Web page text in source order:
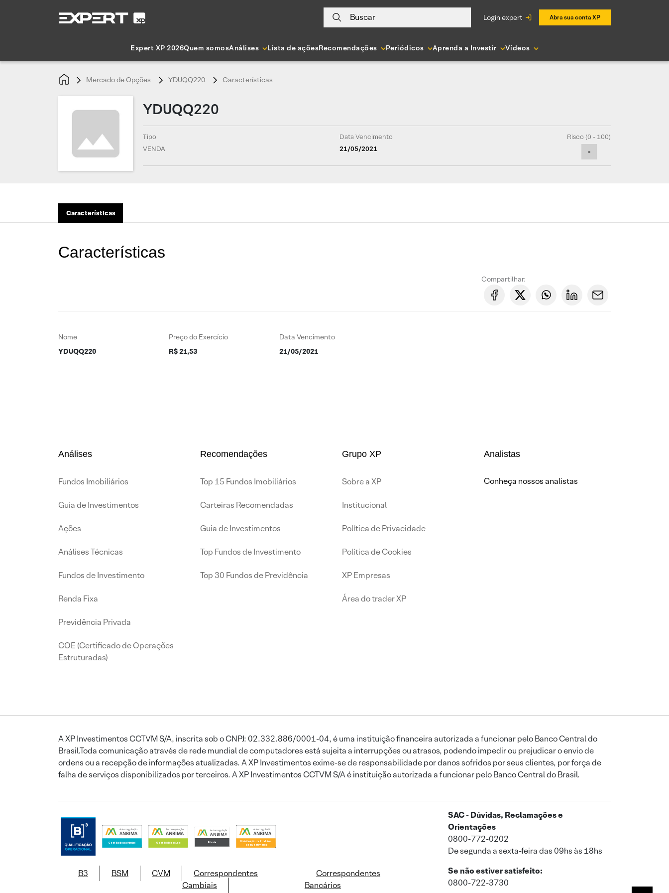
Buscar login expert Abra sua conta XP
Expert XP 2026Quem somosAnálises Lista de açõesRecomendações Periódicos Aprenda a Investir Vídeos
Mercado de Opções YDUQQ220 Características
YDUQQ220
Tipo
VENDA
Data Vencimento
21/05/2021
Risco (0 - 100)
-
Características
Características
Compartilhar:
Nome
YDUQQ220
Preço do Exercício
R$ 21,53
Data Vencimento
21/05/2021
Análises
Fundos Imobiliários
Guia de Investimentos
Ações
Análises Técnicas
Fundos de Investimento
Renda Fixa
Previdência Privada
COE (Certificado de Operações
Estruturadas)
Recomendações
Top 15 Fundos Imobiliários
Carteiras Recomendadas
Guia de Investimentos
Top Fundos de Investimento
Top 30 Fundos de Previdência
Grupo XP
Sobre a XP
Institucional
Política de Privacidade
Política de Cookies
XP Empresas
Área do trader XP
Analistas
Conheça nossos analistas
A XP Investimentos CCTVM S/A, inscrita sob o CNPJ: 02.332.886/0001-04, é uma instituição financeira autorizada a funcionar pelo Banco Central do
Brasil.Toda comunicação através de rede mundial de computadores está sujeita a interrupções ou atrasos, podendo impedir ou prejudicar o envio de
ordens ou a recepção de informações atualizadas. A XP Investimentos exime-se de responsabilidade por danos sofridos por seus clientes, por força de
falha de serviços disponibilizados por terceiros. A XP Investimentos CCTVM S/A é instituição autorizada a funcionar pelo Banco Central do Brasil.
B3 BSM CVM
Correspondentes
Cambiais
Correspondentes
Bancários
SAC - Dúvidas, Reclamações e
Orientações
0800-772-0202
De segunda a sexta-feira das 09hs às 18hs
Se não estiver satisfeito:
0800-722-3730